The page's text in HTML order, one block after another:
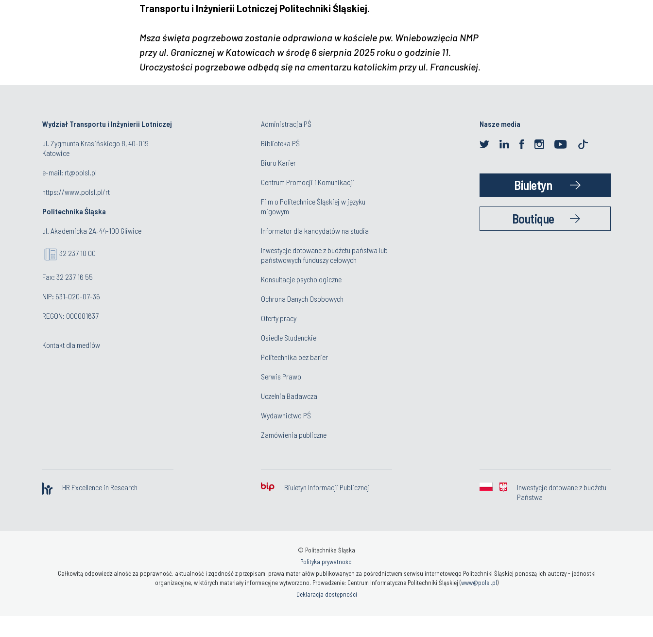
Transportu i Inżynierii Lotniczej Politechniki Śląskiej.
Msza święta pogrzebowa zostanie odprawiona w kościele pw. Wniebowzięcia NMP
przy ul. Granicznej w Katowicach w środę 6 sierpnia 2025 roku o godzinie 11.
Uroczystości pogrzebowe odbędą się na cmentarzu katolickim przy ul. Francuskiej.
Wydział Transportu i Inżynierii Lotniczej
ul. Zygmunta Krasińskiego 8, 40-019
Katowice
e-mail: rt@polsl.pl
https://www.polsl.pl/rt
Politechnika Śląska
ul. Akademicka 2A, 44-100 Gliwice
32 237 10 00
Fax: 32 237 16 55
NIP: 631-020-07-36
REGON: 000001637
Kontakt dla mediów
Administracja PŚ
Biblioteka PŚ
Biuro Karier
Centrum Promocji i Komunikacji
Film o Politechnice Śląskiej w języku
migowym
Informator dla kandydatów na studia
Inwestycje dotowane z budżetu państwa lub
państwowych funduszy celowych
Konsultacje psychologiczne
Ochrona Danych Osobowych
Oferty pracy
Osiedle Studenckie
Politechnika bez barier
Serwis Prawo
Uczelnia Badawcza
Wydawnictwo PŚ
Zamówienia publiczne
Nasze media
Biuletyn
Boutique
HR Excellence in Research Biuletyn Informacji Publicznej
Inwestycje dotowane z budżetu
Państwa
© Politechnika Śląska
Polityka prywatności
Całkowitą odpowiedzialność za poprawność, aktualność i zgodność z przepisami prawa materiałów publikowanych za pośrednictwem serwisu internetowego Politechniki Śląskiej ponoszą ich autorzy - jednostki
organizacyjne, w których materiały informacyjne wytworzono. Prowadzenie: Centrum Informatyczne Politechniki Śląskiej (www@polsl.pl)
Deklaracja dostępności